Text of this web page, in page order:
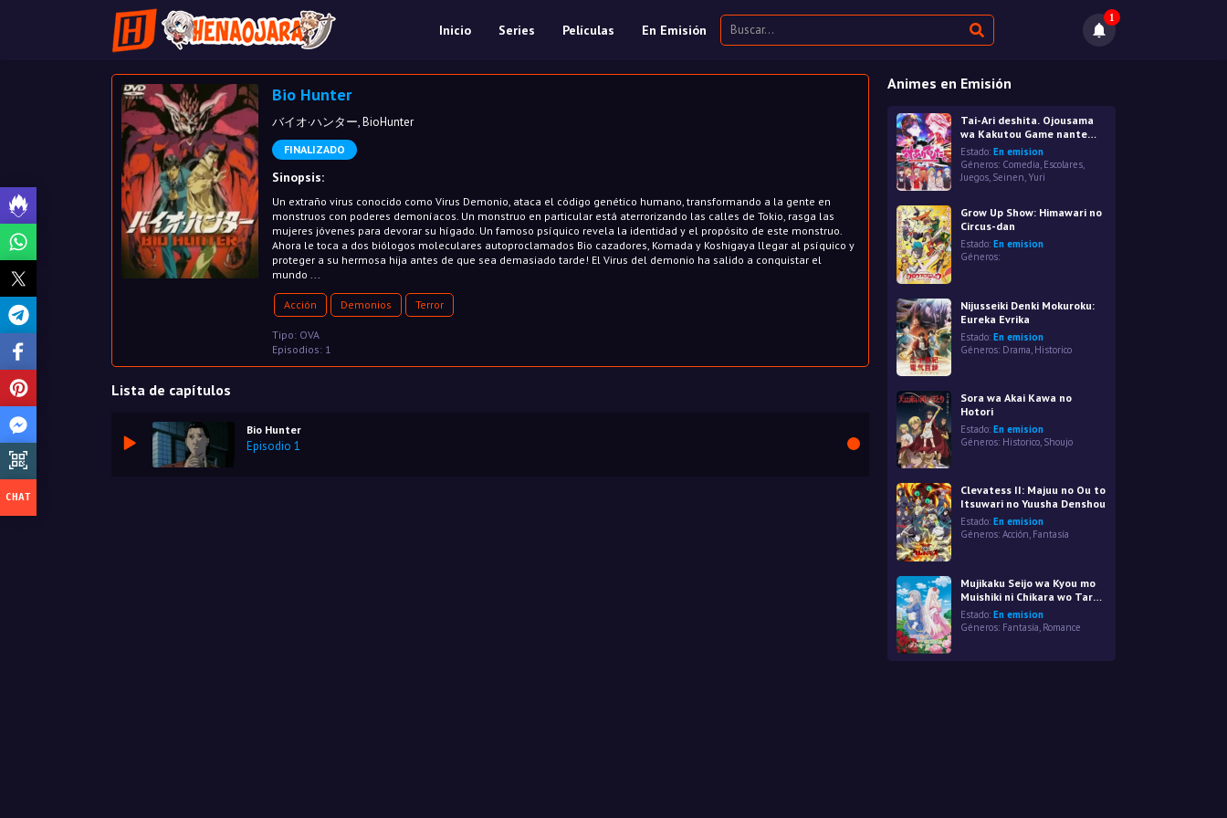
Inicio Series Películas En Emisión
1
Bio Hunter
バイオ·ハンター, BioHunter
FINALIZADO
Sinopsis:
Un extraño virus conocido como Virus Demonio, ataca el código genético humano, transformando a la gente en
monstruos con poderes demoníacos. Un monstruo en particular está aterrorizando las calles de Tokio, rasga las
mujeres jóvenes para devorar su hígado. Un famoso psíquico revela la identidad y el propósito de este monstruo.
Ahora le toca a dos biólogos moleculares autoproclamados Bio cazadores, Komada y Koshigaya llegar al psíquico y
proteger a su hermosa hija antes de que sea demasiado tarde! El Virus del demonio ha salido a conquistar el
mundo ...
Acción Demonios Terror
Tipo: OVA
Episodios: 1
Lista de capítulos
Bio Hunter
Episodio 1
Animes en Emisión
Tai-Ari deshita. Ojousama
wa Kakutou Game nante
Shinai
Estado: En emision
Géneros: Comedia, Escolares
Juegos, Seinen,Yuri
Grow Up Show: Himawari no
Circus-dan
Estado: En emision
Géneros:
Nijusseiki Denki Mokuroku:
Eureka Evrika
Estado: En emision
Géneros: Drama Historico
Sora wa Akai Kawa no
Hotori
Estado: En emision
Géneros: Historico, Shoujo
Clevatess II: Majuu no Ou to
Itsuwari no Yuusha Denshou
Estado: En emision
Géneros: Acción, Fantasía
Mujikaku Seijo wa Kyou mo
Muishiki ni Chikara wo Tare
Nagasu
Estado: En emision
Géneros: Fantasía Romance